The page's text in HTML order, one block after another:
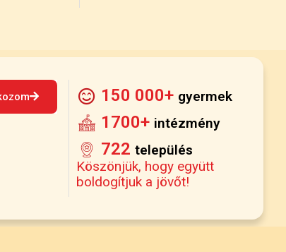
150 000+ gyermek
1700+ intézmény
722 település
Köszönjük, hogy együtt
boldogítjuk a jövőt!